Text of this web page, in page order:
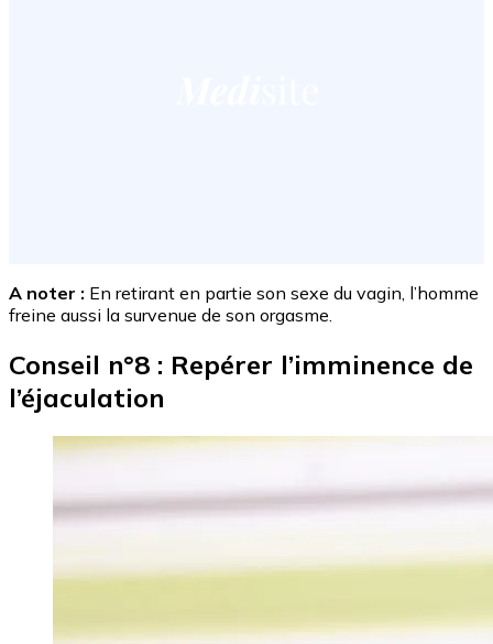
A noter : En retirant en partie son sexe du vagin, l’homme
freine aussi la survenue de son orgasme.
Conseil n°8 : Repérer l’imminence de
l’éjaculation